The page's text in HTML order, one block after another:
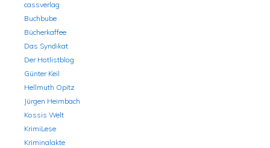
cassverlag
Buchbube
Bücherkaffee
Das Syndikat
Der Hotlistblog
Günter Keil
Hellmuth Opitz
Jürgen Heimbach
Kossis Welt
KrimiLese
Kriminalakte